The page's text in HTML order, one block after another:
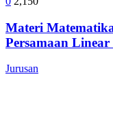
Materi
Persamaan
Jurusan